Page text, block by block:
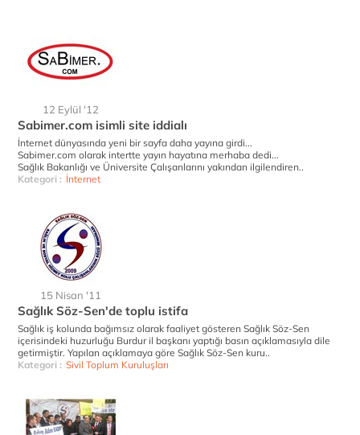
12 Eylül '12
Sabimer.com isimli site iddialı
İnternet dünyasında yeni bir sayfa daha yayına girdi...
Sabimer.com olarak intertte yayın hayatına merhaba dedi...
Sağlık Bakanlığı ve Üniversite Çalışanlarını yakından ilgilendiren..
Kategori : İnternet
15 Nisan '11
Sağlık Söz-Sen'de toplu istifa
Sağlık iş kolunda bağımsız olarak faaliyet gösteren Sağlık Söz-Sen
içerisindeki huzurluğu Burdur il başkanı yaptığı basın açıklamasıyla dile
getirmiştir. Yapılan açıklamaya göre Sağlık Söz-Sen kuru..
Kategori : Sivil Toplum Kuruluşları